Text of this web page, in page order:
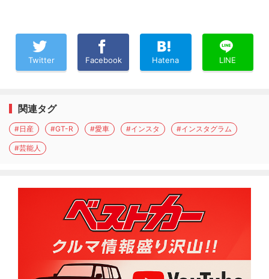
Twitter Facebook Hatena LINE
関連タグ
#日産 #GT-R #愛車 #インスタ #インスタグラム
#芸能人